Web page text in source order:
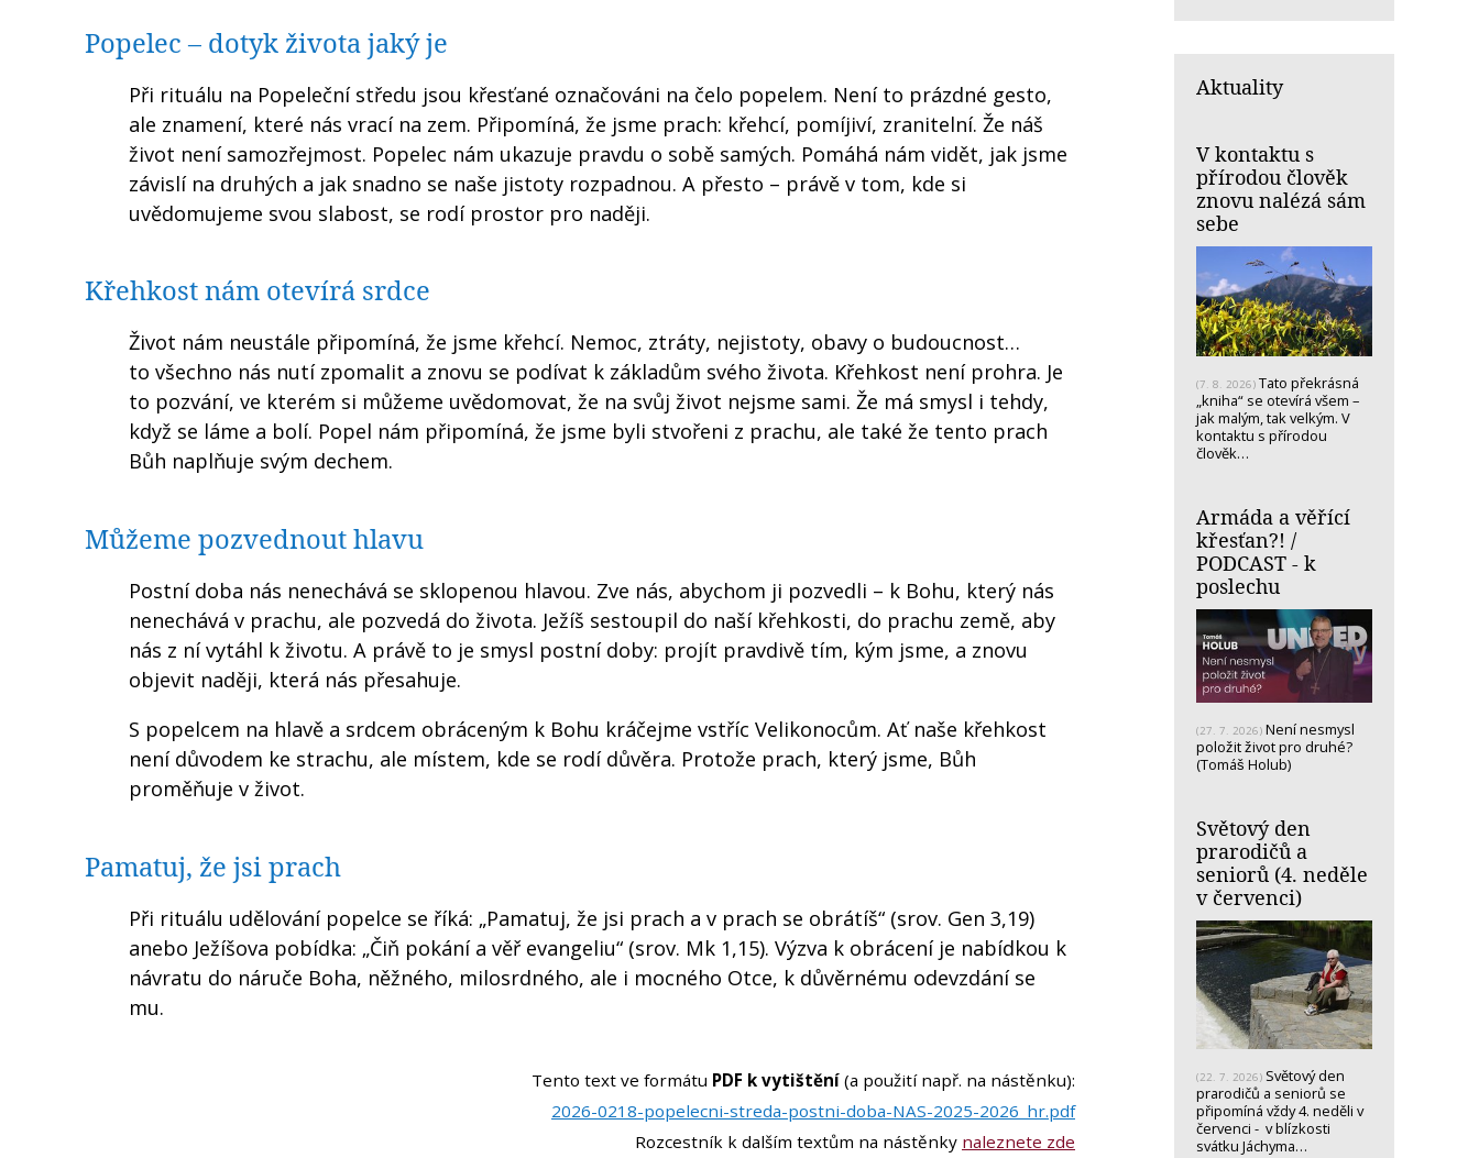
Popelec – dotyk života jaký je
Při rituálu na Popeleční středu jsou křesťané označováni na čelo popelem. Není to prázdné gesto,
ale znamení, které nás vrací na zem. Připomíná, že jsme prach: křehcí, pomíjiví, zranitelní. Že náš
život není samozřejmost. Popelec nám ukazuje pravdu o sobě samých. Pomáhá nám vidět, jak jsme
závislí na druhých a jak snadno se naše jistoty rozpadnou. A přesto – právě v tom, kde si
uvědomujeme svou slabost, se rodí prostor pro naději.
Křehkost nám otevírá srdce
Život nám neustále připomíná, že jsme křehcí. Nemoc, ztráty, nejistoty, obavy o budoucnost…
to všechno nás nutí zpomalit a znovu se podívat k základům svého života. Křehkost není prohra. Je
to pozvání, ve kterém si můžeme uvědomovat, že na svůj život nejsme sami. Že má smysl i tehdy,
když se láme a bolí. Popel nám připomíná, že jsme byli stvořeni z prachu, ale také že tento prach
Bůh naplňuje svým dechem.
Můžeme pozvednout hlavu
Postní doba nás nenechává se sklopenou hlavou. Zve nás, abychom ji pozvedli – k Bohu, který nás
nenechává v prachu, ale pozvedá do života. Ježíš sestoupil do naší křehkosti, do prachu země, aby
nás z ní vytáhl k životu. A právě to je smysl postní doby: projít pravdivě tím, kým jsme, a znovu
objevit naději, která nás přesahuje.
S popelcem na hlavě a srdcem obráceným k Bohu kráčejme vstříc Velikonocům. Ať naše křehkost
není důvodem ke strachu, ale místem, kde se rodí důvěra. Protože prach, který jsme, Bůh
proměňuje v život.
Pamatuj, že jsi prach
Při rituálu udělování popelce se říká: „Pamatuj, že jsi prach a v prach se obrátíš“ (srov. Gen 3,19)
anebo Ježíšova pobídka: „Čiň pokání a věř evangeliu“ (srov. Mk 1,15). Výzva k obrácení je nabídkou k
návratu do náruče Boha, něžného, milosrdného, ale i mocného Otce, k důvěrnému odevzdání se
mu.
Tento text ve formátu PDF k vytištění (a použití např. na nástěnku):
2026-0218-popelecni-streda-postni-doba-NAS-2025-2026_hr.pdf
Rozcestník k dalším textům na nástěnky naleznete zde
Aktuality
V kontaktu s
přírodou člověk
znovu nalézá sám
sebe
(7. 8. 2026) Tato překrásná
„kniha“ se otevírá všem –
jak malým, tak velkým. V
kontaktu s přírodou
člověk…
Armáda a věřící
křesťan?! /
PODCAST - k
poslechu
(27. 7. 2026) Není nesmysl
položit život pro druhé?
(Tomáš Holub)
Světový den
prarodičů a
seniorů (4. neděle
v červenci)
(22. 7. 2026) Světový den
prarodičů a seniorů se
připomíná vždy 4. neděli v
červenci - v blízkosti
svátku Jáchyma…